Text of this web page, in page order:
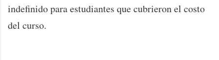
indefinido para estudiantes que cubrieron el costo
del curso.